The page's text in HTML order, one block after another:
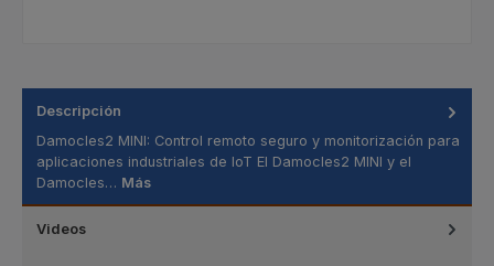
Descripción
Damocles2 MINI: Control remoto seguro y monitorización para
aplicaciones industriales de IoT El Damocles2 MINI y el
Damocles… Más
Videos